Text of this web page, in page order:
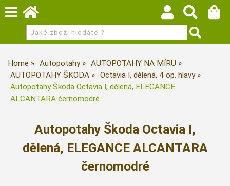
Home Autopotahy
AUTOPOTAHY NA MÍRU
AUTOPOTAHY ŠKODA
Octavia I, dělená, 4 op. hlavy
Autopotahy Škoda Octavia I, dělená, ELEGANCE
ALCANTARA černomodré
Autopotahy Škoda Octavia I,
dělená, ELEGANCE ALCANTARA
černomodré